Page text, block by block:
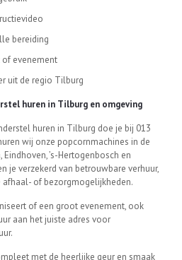
bereiding
of evenement
uit de regio Tilburg
huren in Tilburg en omgeving
huren in Tilburg doe je bij 013
wij onze popcornmachines in de
’s-Hertogenbosch en
je verzekerd van betrouwbare verhuur,
of bezorgmogelijkheden.
of een groot evenement, ook
aan het juiste adres voor
met de heerlijke geur en smaak